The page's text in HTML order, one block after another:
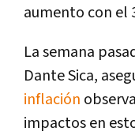
aumento con el
La semana
Dante Sica,
inflación
impactos en